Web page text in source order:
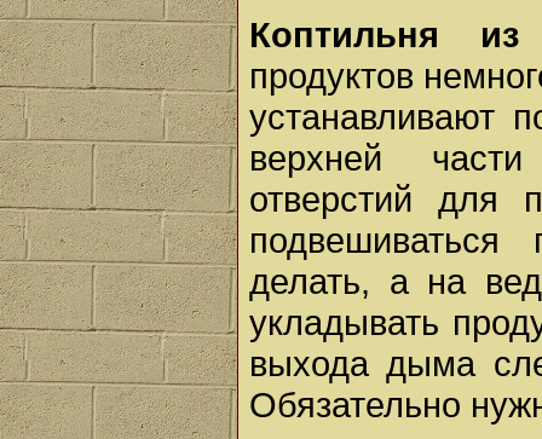
Коптильня из
продуктов
устанавливают
верхней
отверстий для
делать, а на
укладывать
выхода дыма
Обязательно